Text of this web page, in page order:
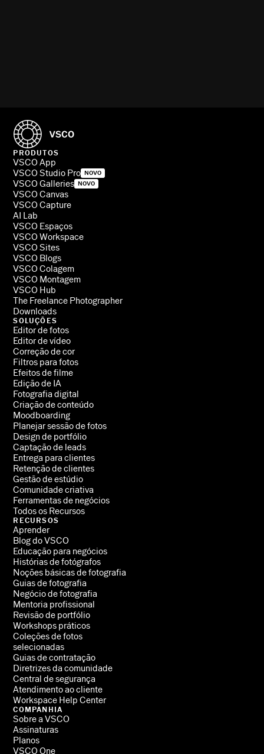
PRODUTOS
VSCO App
VSCO Studio Pro NOVO
VSCO Galleries NOVO
VSCO Canvas
VSCO Capture
AI Lab
VSCO Espaços
VSCO Workspace
VSCO Sites
VSCO Blogs
VSCO Colagem
VSCO Montagem
VSCO Hub
The Freelance Photographer
Downloads
SOLUÇÕES
Editor de fotos
Editor de vídeo
Correção de cor
Filtros para fotos
Efeitos de filme
Edição de IA
Fotografia digital
Criação de conteúdo
Moodboarding
Planejar sessão de fotos
Design de portfólio
Captação de leads
Entrega para clientes
Retenção de clientes
Gestão de estúdio
Comunidade criativa
Ferramentas de negócios
Todos os Recursos
RECURSOS
Aprender
Blog do VSCO
Educação para negócios
Histórias de fotógrafos
Noções básicas de fotografia
Guias de fotografia
Negócio de fotografia
Mentoria profissional
Revisão de portfólio
Workshops práticos
Coleções de fotos
selecionadas
Guias de contratação
Diretrizes da comunidade
Central de segurança
Atendimento ao cliente
Workspace Help Center
COMPANHIA
Sobre a VSCO
Assinaturas
Planos
VSCO One